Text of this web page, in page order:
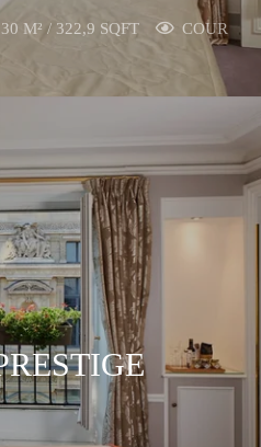
30 M² / 322,9 SQFT
COUR